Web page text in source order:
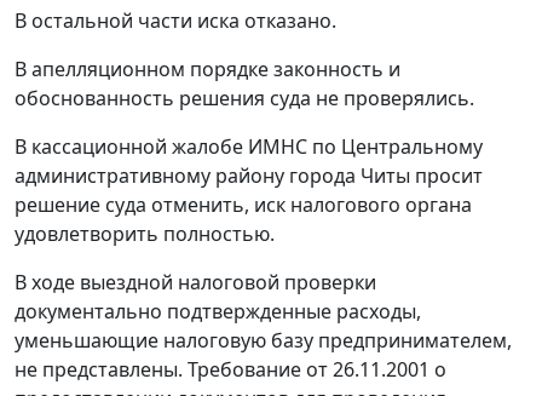
В остальной части иска отказано.
В апелляционном порядке законность и
обоснованность решения суда не проверялись.
В кассационной жалобе ИМНС по Центральному
административному району города Читы просит
решение суда отменить, иск налогового органа
удовлетворить полностью.
В ходе выездной налоговой проверки
документально подтвержденные расходы,
уменьшающие налоговую базу предпринимателем,
не представлены. Требование от 26.11.2001 о